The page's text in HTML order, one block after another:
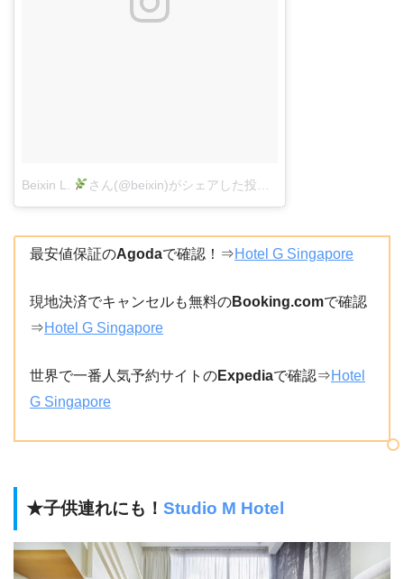
Beixin L. さん(@beixin)がシェアした投稿
最安値保証のAgodaで確認！⇒Hotel G Singapore
現地決済でキャンセルも無料のBooking.comで確認
⇒Hotel G Singapore
世界で一番人気予約サイトのExpediaで確認⇒Hotel
G Singapore
★子供連れにも！ Studio M Hotel